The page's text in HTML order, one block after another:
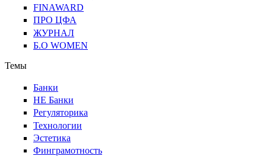
FINAWARD
ПРО ЦФА
ЖУРНАЛ
Б.О WOMEN
Темы
Банки
НЕ Банки
Регуляторика
Технологии
Эстетика
Финграмотность